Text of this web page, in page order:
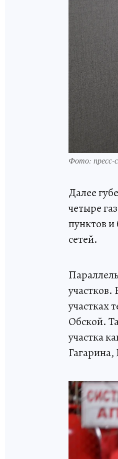
Фото: пресс-
Далее
четыре
пунктов
сетей.
участках
Обской.
участка